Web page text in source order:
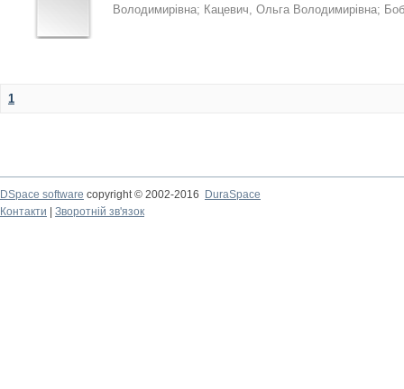
Володимирівна; Кацевич, Ольга Володимирівна;
1
DSpace software copyright © 2002-2016
DuraSpace
Контакти
Зворотній зв'язок